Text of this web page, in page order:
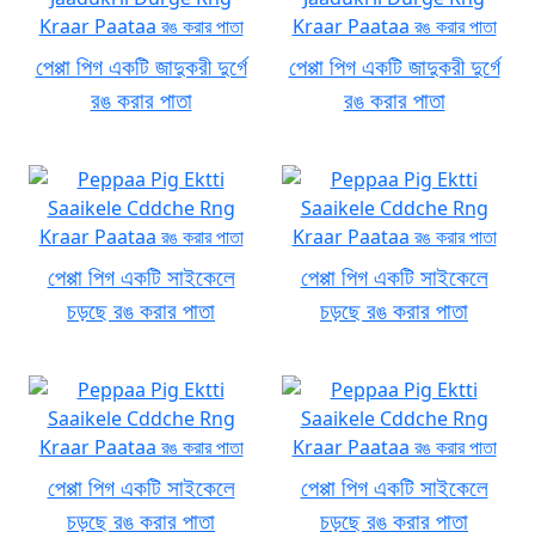
পেপ্পা পিগ একটি জাদুকরী দুর্গে
রঙ করার পাতা
পেপ্পা পিগ একটি জাদুকরী দুর্গে
রঙ করার পাতা
পেপ্পা পিগ একটি সাইকেলে
চড়ছে রঙ করার পাতা
পেপ্পা পিগ একটি সাইকেলে
চড়ছে রঙ করার পাতা
পেপ্পা পিগ একটি সাইকেলে
চড়ছে রঙ করার পাতা
পেপ্পা পিগ একটি সাইকেলে
চড়ছে রঙ করার পাতা